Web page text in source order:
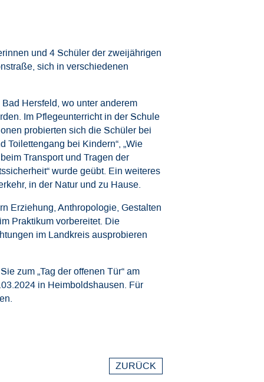
und 4 Schüler der zweijährigen
sich in verschiedenen
Hersfeld, wo unter anderem
Im Pflegeunterricht in der Schule
probierten sich die Schüler bei
Toilettengang bei Kindern“, „Wie
Transport und Tragen der
wurde geübt. Ein weiteres
in der Natur und zu Hause.
Erziehung, Anthropologie, Gestalten
Praktikum vorbereitet. Die
im Landkreis ausprobieren
zum „Tag der offenen Tür“ am
in Heimboldshausen. Für
ZURÜCK